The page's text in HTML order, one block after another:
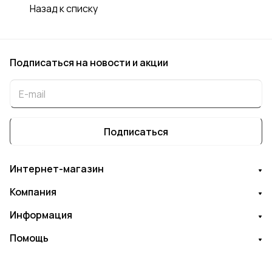
Назад к списку
Подписаться на новости и акции
Подписаться
Интернет-магазин
Компания
Информация
Помощь